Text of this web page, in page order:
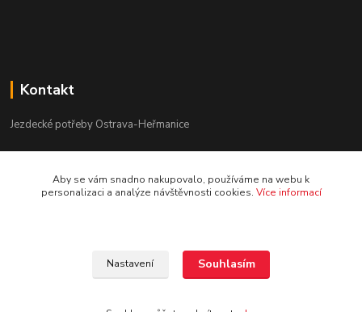
Kontakt
Jezdecké potřeby Ostrava-Heřmanice
Po-Pá 9:30 - 17:30
Aby se vám snadno nakupovalo, používáme na webu k
personalizaci a analýze návštěvnosti cookies. Více informací
Nastavení Souhlasím